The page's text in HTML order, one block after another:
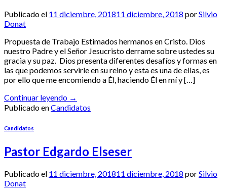
Publicado el 11 diciembre, 201811 diciembre, 2018 porSilvio
Donat
Propuesta de Trabajo Estimados hermanos en Cristo. Dios
nuestro Padre y el Señor Jesucristo derrame sobre ustedes su
gracia y su paz. Dios presenta diferentes desafíos y formas en
las que podemos servirle en su reino y esta es una de ellas, es
por ello que me encomiendo a Él, haciendo Él en mí y […]
Continuar leyendo →
Publicado enCandidatos
Candidatos
Pastor Edgardo Elseser
Publicado el 11 diciembre, 201811 diciembre, 2018 porSilvio
Donat